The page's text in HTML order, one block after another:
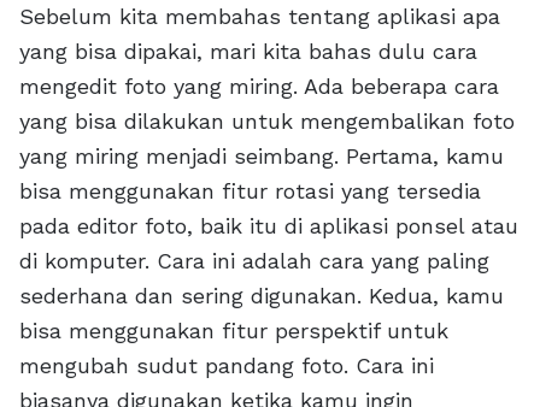
Sebelum kita membahas tentang aplikasi apa
yang bisa dipakai, mari kita bahas dulu cara
mengedit foto yang miring. Ada beberapa cara
yang bisa dilakukan untuk mengembalikan foto
yang miring menjadi seimbang. Pertama, kamu
bisa menggunakan fitur rotasi yang tersedia
pada editor foto, baik itu di aplikasi ponsel atau
di komputer. Cara ini adalah cara yang paling
sederhana dan sering digunakan. Kedua, kamu
bisa menggunakan fitur perspektif untuk
mengubah sudut pandang foto. Cara ini
biasanya digunakan ketika kamu ingin